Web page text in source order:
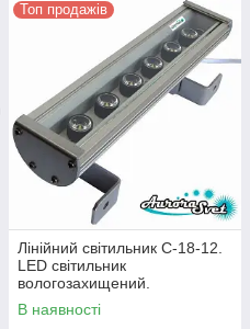
Топ продажів
Лінійний світильник C-18-12.
LED світильник
вологозахищений.
Світлодіодний світильник.
В наявності